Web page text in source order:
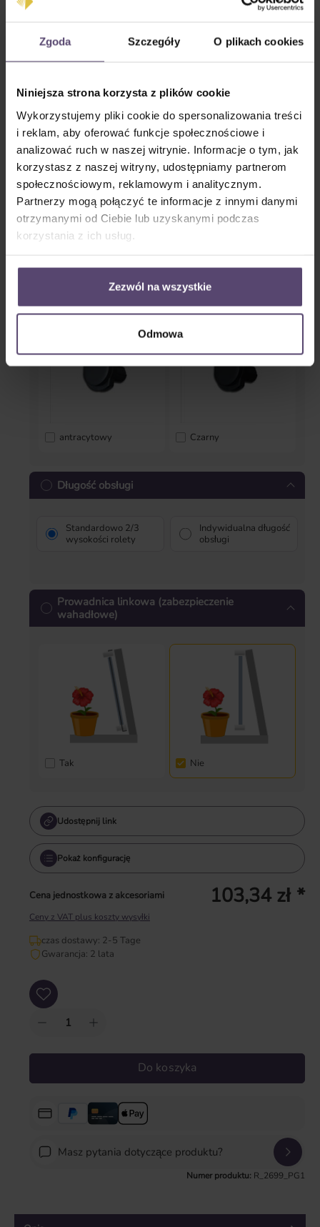
Zgoda Szczegóły O plikach cookies
Niniejsza strona korzysta z plików cookie
Wykorzystujemy pliki cookie do spersonalizowania treści
i reklam, aby oferować funkcje społecznościowe i
analizować ruch w naszej witrynie. Informacje o tym, jak
korzystasz z naszej witryny, udostępniamy partnerom
społecznościowym, reklamowym i analitycznym.
Partnerzy mogą połączyć te informacje z innymi danymi
otrzymanymi od Ciebie lub uzyskanymi podczas
korzystania z ich usług.
Zezwól na wszystkie
Odmowa
lewy prawy
Kolor systemu
antracytowy Czarny
Długość obsługi
Standardowo 2/3
wysokości rolety
Indywidualna długość
obsługi
Prowadnica linkowa (zabezpieczenie
wahadłowe)
Tak Nie
Udostępnij link
Pokaż konfigurację
Cena jednostkowa z akcesoriami 103,34 zł *
Ceny z VAT plus koszty wysyłki
czas dostawy: 2-5 Tage
Gwarancja: 2 lata
Ilość produktu: Wprowadź żądaną ilość lub użyj przycisków, aby zwiększyć lub
Do koszyka
Masz pytania dotyczące produktu?
Numer produktu: R_2699_PG1